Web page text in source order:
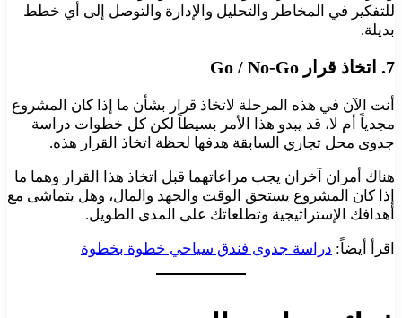
للتفكير في المخاطر والتحليل والإدارة والتوصل إلى أي خطط
بديلة.
7. اتخاذ قرار Go / No-Go
أنت الآن في هذه المرحلة لاتخاذ قرار بشأن ما إذا كان المشروع
مجدياً أم لا، قد يبدو هذا الأمر بسيطاً لكن كل خطوات دراسة
جدوى محل تجاري السابقة هدفها لحظة اتخاذ القرار هذه.
هناك أمران آخران يجب مراعاتهما قبل اتخاذ هذا القرار وهما ما
إذا كان المشروع يستحق الوقت والجهد والمال، وهل يتماشى مع
أهدافك الإستراتيجية وتطلعاتك على المدى الطويل.
اقرأ أيضاً: دراسة جدوى فندق سياحي خطوة بخطوة